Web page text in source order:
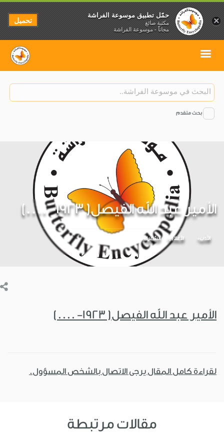
بحث متقدم
الأمير عبد الله الفيصل( 1923- ....)
الأدب الأعلام الشعراء
الأمير عبد الله الفيصل( 1923- ....)
لقراءة كامل المقال يرجى الاتصال بالشخص المسؤول.
مقالات مرتبطة
×
حمّل تطبيق موسوعة الفراشة
مكتبة صائغ
مجاناً - موسوعة الفراشة
تحميل